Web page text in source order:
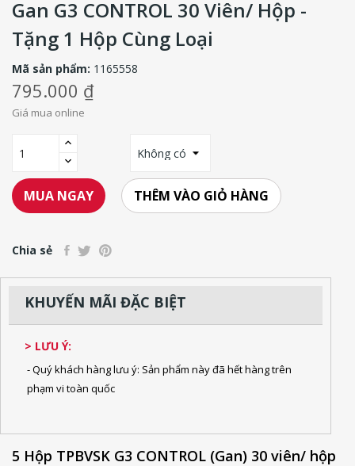
Gan G3 CONTROL 30 Viên/ Hộp -
Tặng 1 Hộp Cùng Loại
Mã sản phẩm: 1165558
795.000 ₫
Giá mua online
MUA NGAY THÊM VÀO GIỎ HÀNG
Chia sẻ
KHUYẾN MÃI ĐẶC BIỆT
> LƯU Ý:
- Quý khách hàng lưu ý: Sản phẩm này đã hết hàng trên
phạm vi toàn quốc
5 Hộp TPBVSK G3 CONTROL (Gan) 30 viên/ hộp